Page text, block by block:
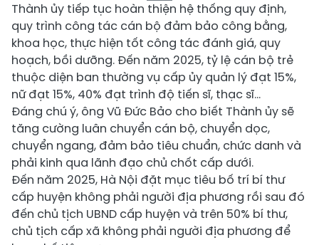
Thành ủy tiếp tục hoàn thiện hệ thống quy định,
quy trình công tác cán bộ đảm bảo công bằng,
khoa học, thực hiện tốt công tác đánh giá, quy
hoạch, bồi dưỡng. Đến năm 2025, tỷ lệ cán bộ trẻ
thuộc diện ban thường vụ cấp ủy quản lý đạt 15%,
nữ đạt 15%, 40% đạt trình độ tiến sĩ, thạc sĩ...
Đáng chú ý, ông Vũ Đức Bảo cho biết Thành ủy sẽ
tăng cường luân chuyển cán bộ, chuyển dọc,
chuyển ngang, đảm bảo tiêu chuẩn, chức danh và
phải kinh qua lãnh đạo chủ chốt cấp dưới.
Đến năm 2025, Hà Nội đặt mục tiêu bố trí bí thư
cấp huyện không phải người địa phương rồi sau đó
đến chủ tịch UBND cấp huyện và trên 50% bí thư,
chủ tịch cấp xã không phải người địa phương để